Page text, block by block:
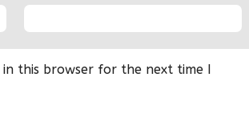
this browser for the next time I